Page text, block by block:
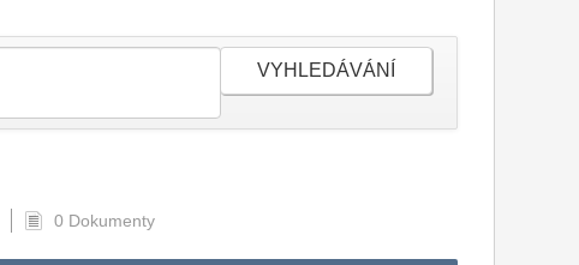
VYHLEDÁVÁNÍ
0 Dokumenty